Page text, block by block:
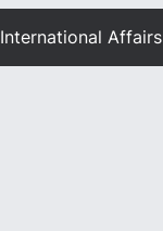
International Affairs